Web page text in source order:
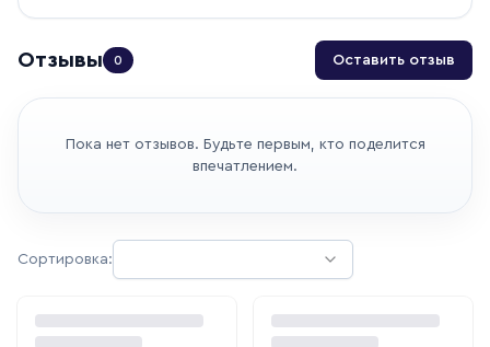
Отзывы 0 Оставить отзыв
Пока нет отзывов. Будьте первым, кто поделится
впечатлением.
Сортировка: